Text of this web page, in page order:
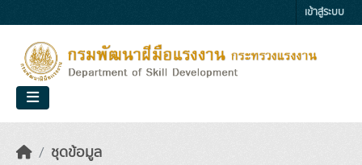
เข้าสู่ระบบ
ชุดข้อมูล